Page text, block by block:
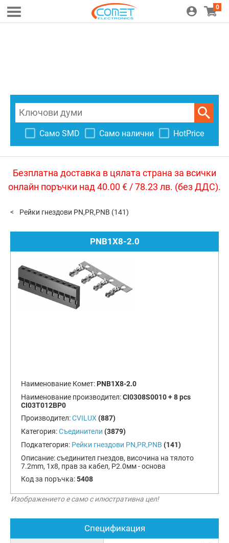
0
Само SMD Само налични HotPrice
Безплатна доставка в цялата страна за всички
онлайн поръчки над 40.00 € / 78.23 лв. (без ДДС).
Рейки гнездови PN,PR,PNB (141)
PNB1X8-2.0
Наименование Комет: PNB1X8-2.0
Наименование производител:CI0308S0010 + 8 pcs
CI03T012BP0
Производител:CVILUX (887)
Категория:Съединители (3879)
Подкатегория: Рейки гнездови PN,PR,PNB (141)
Описание:съединител гнездов, височина на тялото
7.2mm, 1x8, прав за кабел, Р2.0мм - основа
Код за поръчка:5408
Изображението е само с илюстративна цел!
Спецификация